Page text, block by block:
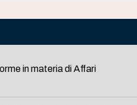
in materia di Affari